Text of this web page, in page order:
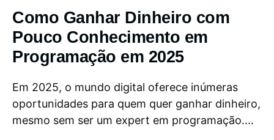
Como Ganhar Dinheiro com
Pouco Conhecimento em
Programação em 2025
Em 2025, o mundo digital oferece inúmeras
oportunidades para quem quer ganhar dinheiro,
mesmo sem ser um expert em programação....